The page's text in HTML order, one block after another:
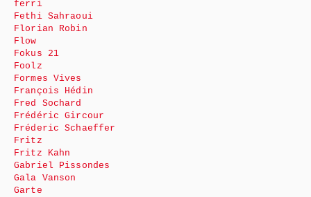
ferri
Fethi Sahraoui
Florian Robin
Flow
Fokus 21
Foolz
Formes Vives
François Hédin
Fred Sochard
Frédéric Gircour
Fréderic Schaeffer
Fritz
Fritz Kahn
Gabriel Pissondes
Gala Vanson
Garte